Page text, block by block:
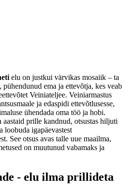
elu on justkui värvikas mosaiik – ta
ema ja ettevõtja, kes veab
Veiniateljee. Veiniarmastus
ja edaspidi ettevõtlusesse,
ühendada oma töö ja hobi.
prille kandnud, otsustas hiljuti
loobuda igapäevastest
See otsus avas talle uue maailma,
on muutunud vabamaks ja
- elu ilma prillideta